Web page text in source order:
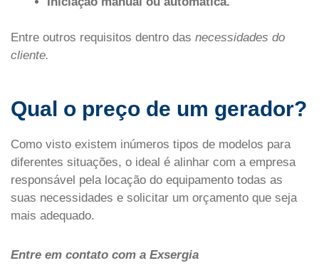
Entre outros requisitos dentro das necessidades do
cliente.
Qual o preço de um gerador?
Como visto existem inúmeros tipos de modelos para
diferentes situações, o ideal é alinhar com a empresa
responsável pela locação do equipamento todas as
suas necessidades e solicitar um orçamento que seja
mais adequado.
Entre em contato com a Exsergia